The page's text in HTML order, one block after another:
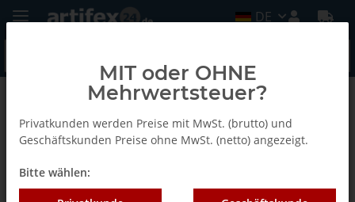
DE
Zurück zur Liste Fein
Fein Absaugung FSC500QSL
MIT oder OHNE
Mehrwertsteuer?
Privatkunden werden Preise mit MwSt. (brutto) und
Geschäftskunden Preise ohne MwSt. (netto) angezeigt.
Bitte wählen: